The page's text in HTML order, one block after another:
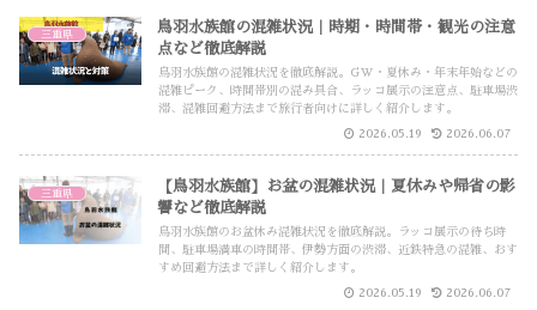
三重県
鳥羽水族館の混雑状況｜時期・時間帯・観光の注意
点など徹底解説
鳥羽水族館の混雑状況を徹底解説。GW・夏休み・年末年始などの
混雑ピーク、時間帯別の混み具合、ラッコ展示の注意点、駐車場渋
滞、混雑回避方法まで旅行者向けに詳しく紹介します。
2026.05.19 2026.06.07
三重県
【鳥羽水族館】お盆の混雑状況｜夏休みや帰省の影
響など徹底解説
鳥羽水族館のお盆休み混雑状況を徹底解説。ラッコ展示の待ち時
間、駐車場満車の時間帯、伊勢方面の渋滞、近鉄特急の混雑、おす
すめ回避方法まで詳しく紹介します。
2026.05.19 2026.06.07